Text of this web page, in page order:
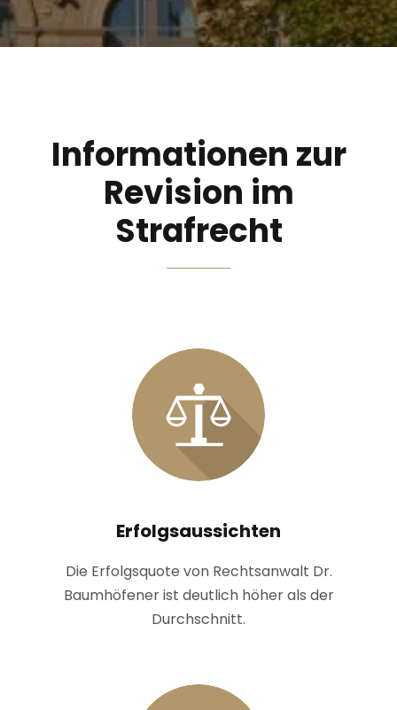
Informationen zur
Revision im
Strafrecht
Erfolgsaussichten
Die Erfolgsquote von Rechtsanwalt Dr.
Baumhöfener ist deutlich höher als der
Durchschnitt.